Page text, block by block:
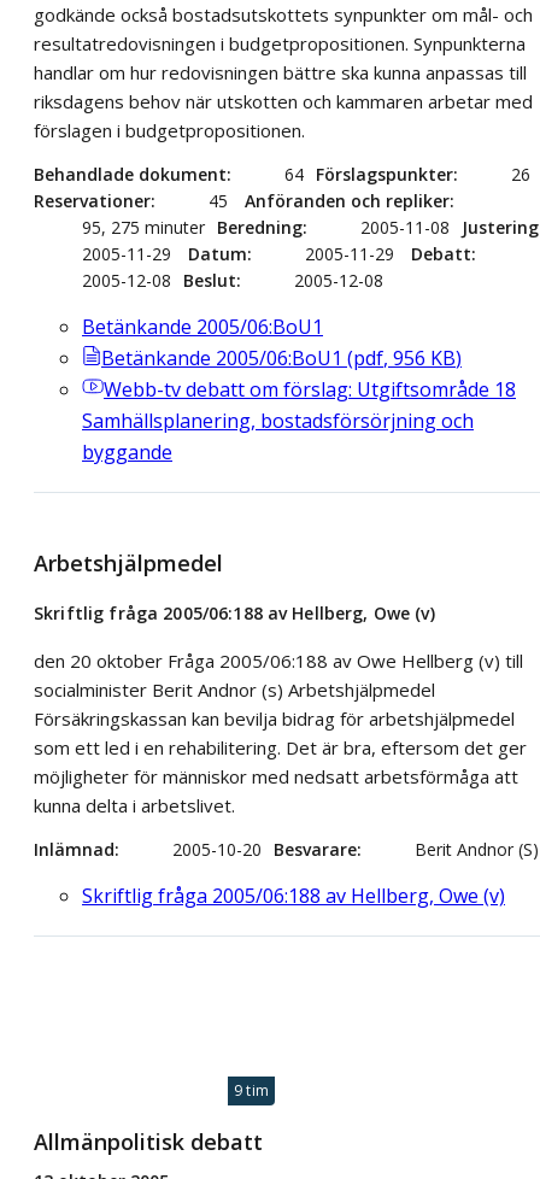
godkände också bostadsutskottets synpunkter om mål- och
resultatredovisningen i budgetpropositionen. Synpunkterna
handlar om hur redovisningen bättre ska kunna anpassas till
riksdagens behov när utskotten och kammaren arbetar med
förslagen i budgetpropositionen.
Behandlade dokument 64 Förslagspunkter
26
Reservationer
45
Anföranden och repliker
95, 275 minuter Beredning 2005-11-08
Justering
2005-11-29
Datum 2005-11-29
Debatt
2005-12-08
Beslut 2005-12-08
Betänkande 2005/06:BoU1
Betänkande 2005/06:BoU1 (pdf, 956 KB)
Webb-tvdebatt om förslag: Utgiftsområde 18
Samhällsplanering, bostadsförsörjning och
byggande
Arbetshjälpmedel
Skriftlig fråga 2005/06:188 av Hellberg, Owe (v)
den 20 oktober Fråga 2005/06:188 av Owe Hellberg (v) till
socialminister Berit Andnor (s) Arbetshjälpmedel
Försäkringskassan kan bevilja bidrag för arbetshjälpmedel
som ett led i en rehabilitering. Det är bra, eftersom det ger
möjligheter för människor med nedsatt arbetsförmåga att
kunna delta i arbetslivet.
Inlämnad 2005-10-20 Besvarare Berit Andnor (S)
Skriftlig fråga 2005/06:188 av Hellberg, Owe (v)
9 tim
Allmänpolitisk debatt